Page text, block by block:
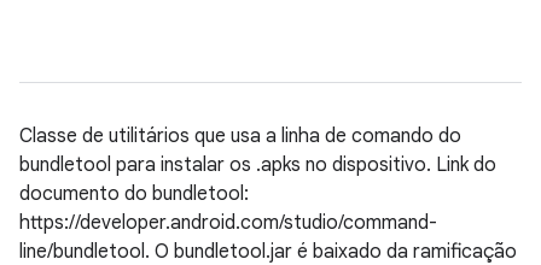
Classe de utilitários que usa a linha de comando do
bundletool para instalar os .apks no dispositivo. Link do
documento do bundletool:
https://developer.android.com/studio/command-
line/bundletool. O bundletool.jar é baixado da ramificação